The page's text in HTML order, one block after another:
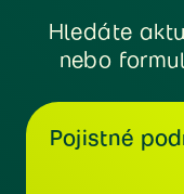
Hledáte
nebo
Pojistné